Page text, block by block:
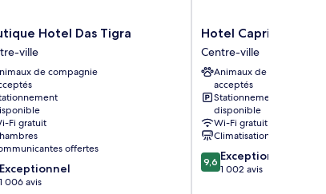
Hotel Das Tigra
ville
de compagnie
Fi gratuit
offertes
Exceptionnel
1 006 avis
Hotel
Capricorno
Centre-
ville
Hotel Capricorno
Centre-ville
Animaux de compagnie
acceptés
Stationnement
disponible
Wi-Fi gratuit
Climatisation
9.6
sur
9,6 Exceptionnel
1 002 avis